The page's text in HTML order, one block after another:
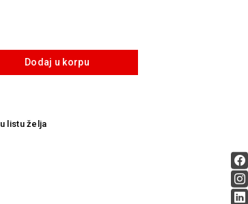
Dodaj u korpu
u listu želja